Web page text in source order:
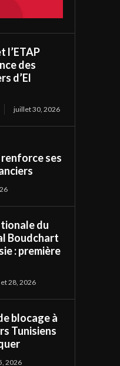
l’ETAP
des
d’El
juillet 30, 2026
ses
du
Boudchart
: première
28, 2026
blocage à
Tunisiens
2026